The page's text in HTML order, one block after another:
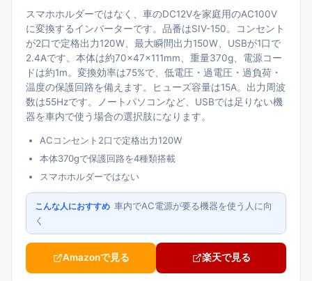
スマホホルダーではなく、車のDC12Vを家庭用のAC100V
に変換するインバーターです。品番はSIV-150。コンセント
が2口で定格出力120W、最大瞬間出力150W、USBが1口で
2.4Aです。本体は約70×47×111mm、重量370g、電源コー
ドは約1m。変換効率は75%で、低電圧・過電圧・過負荷・
温度の保護回路を備えます。ヒューズ容量は15A。出力周波
数は55Hzです。ノートパソコンなど、USBでは足りない機
器を車内で使う場合の選択肢になります。
ACコンセント2口で定格出力120W
本体370gで保護回路を4種類搭載
スマホホルダーではない
こんな人におすすめ 車内でAC電源が要る機器を使う人に向
く
Amazonで見る 楽天で見る